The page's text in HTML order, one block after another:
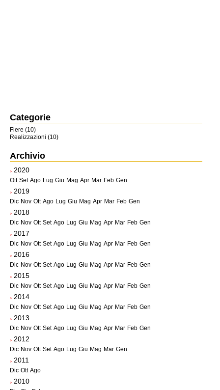
Categorie
Fiere (10)
Realizzazioni (10)
Archivio
> 2020
Ott Set Ago Lug Giu Mag Apr Mar Feb Gen
> 2019
Dic Nov Ott Ago Lug Giu Mag Apr Mar Feb Gen
> 2018
Dic Nov Ott Set Ago Lug Giu Mag Apr Mar Feb Gen
> 2017
Dic Nov Ott Set Ago Lug Giu Mag Apr Mar Feb Gen
> 2016
Dic Nov Ott Set Ago Lug Giu Mag Apr Mar Feb Gen
> 2015
Dic Nov Ott Set Ago Lug Giu Mag Apr Mar Feb Gen
> 2014
Dic Nov Ott Set Ago Lug Giu Mag Apr Mar Feb Gen
> 2013
Dic Nov Ott Set Ago Lug Giu Mag Apr Mar Feb Gen
> 2012
Dic Nov Ott Set Ago Lug Giu Mag Mar Gen
> 2011
Dic Ott Ago
> 2010